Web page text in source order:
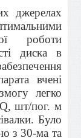
джерелах
роботи
диска в
вчені
легко
Q, шт/пог. м
Було
з 30-ма та